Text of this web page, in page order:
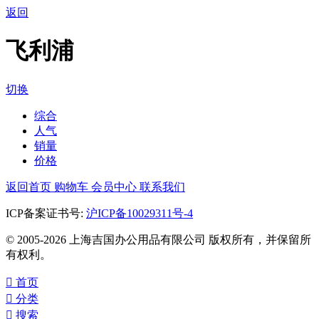
返回
飞利浦
切换
综合
人气
销量
价格
返回首页 购物车 会员中心 联系我们
ICP备案证书号: 沪ICP备10029311号-4
© 2005-2026 上海吉国办公用品有限公司 版权所有，并保留所
有权利。
 首页
 分类
 搜索